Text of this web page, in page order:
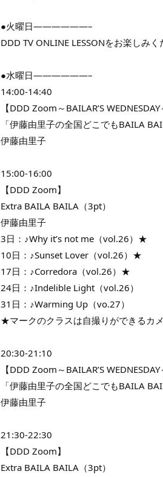
●火曜日——————–
DDD TV ONLINE LESSONをお楽しみく
●水曜日——————–
14:00-14:40
【DDD Zoom～BAILAR’S
「伊藤由里子の全国どこでもBAILA
伊藤由里子
15:00-16:00
【DDD Zoom】
Extra BAILA BAILA（3pt）
伊藤由里子
3日：♪Why it’s not me（vol.26）★
10日：♪Sunset Lover（vol.26）★
17日：♪Corredora（vol.26）★
24日：♪Indelible Light（vol.26）
31日：♪Warming Up（vo.27）
★マークのクラスは自撮りができるカ
20:30-21:10
【DDD Zoom～BAILAR’S
「伊藤由里子の全国どこでもBAILA
伊藤由里子
21:30-22:30
【DDD Zoom】
Extra BAILA BAILA（3pt）